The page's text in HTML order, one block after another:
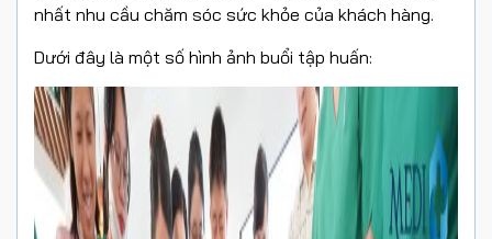
nhất nhu cầu chăm sóc sức khỏe của khách hàng.
Dưới đây là một số hình ảnh buổi tập huấn: